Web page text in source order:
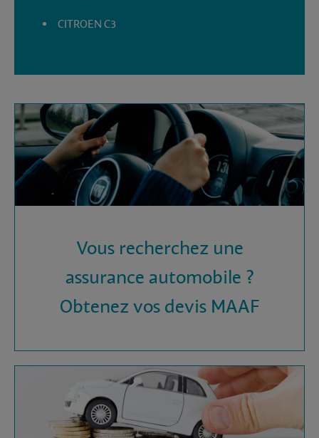
CITROEN C3
Vous recherchez une
assurance automobile ?
Obtenez vos devis MAAF